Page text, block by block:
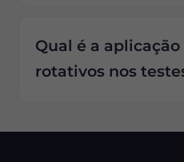
Qual é a
rotativos nos